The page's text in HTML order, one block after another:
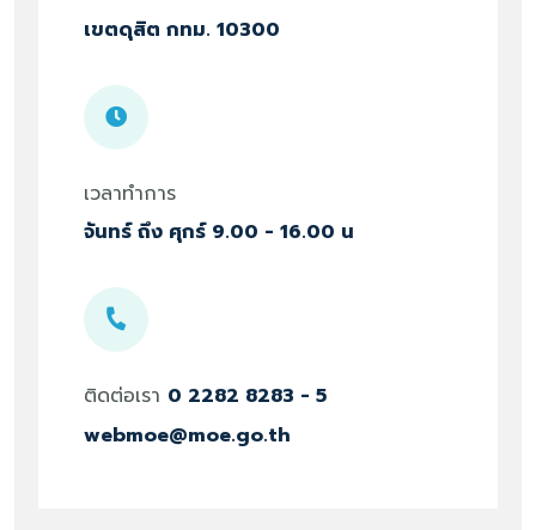
เขตดุสิต กทม. 10300
เวลาทำการ
จันทร์ ถึง ศุกร์ 9.00 - 16.00 น
ติดต่อเรา 0 2282 8283 - 5
webmoe@moe.go.th